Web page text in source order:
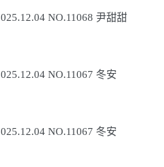
NO.11068 尹甜甜
NO.11067 冬安
NO.11067 冬安